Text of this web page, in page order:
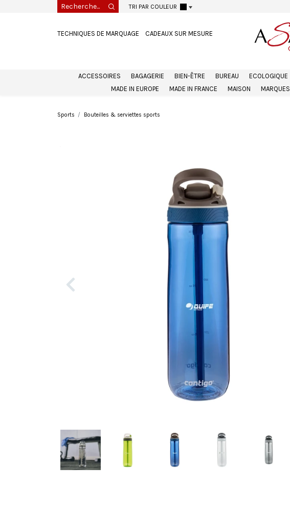
TRI PAR COULEUR
TECHNIQUES DE MARQUAGE CADEAUX SUR MESURE
ACCESSOIRES BAGAGERIE BIEN-ÊTRE BUREAU ECOLOGIQUE
MADE IN EUROPE
MADE IN FRANCE MAISON MARQUES
Sports Bouteilles & serviettes sports